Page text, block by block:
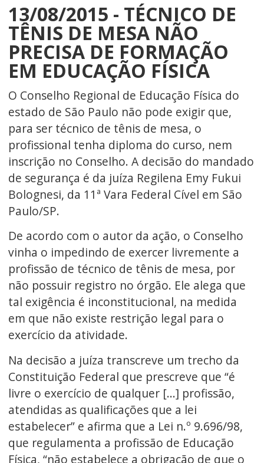
13/08/2015 - TÉCNICO DE
TÊNIS DE MESA NÃO
PRECISA DE FORMAÇÃO
EM EDUCAÇÃO FÍSICA
O Conselho Regional de Educação Física do
estado de São Paulo não pode exigir que,
para ser técnico de tênis de mesa, o
profissional tenha diploma do curso, nem
inscrição no Conselho. A decisão do mandado
de segurança é da juíza Regilena Emy Fukui
Bolognesi, da 11ª Vara Federal Cível em São
Paulo/SP.
De acordo com o autor da ação, o Conselho
vinha o impedindo de exercer livremente a
profissão de técnico de tênis de mesa, por
não possuir registro no órgão. Ele alega que
tal exigência é inconstitucional, na medida
em que não existe restrição legal para o
exercício da atividade.
Na decisão a juíza transcreve um trecho da
Constituição Federal que prescreve que “é
livre o exercício de qualquer [...] profissão,
atendidas as qualificações que a lei
estabelecer” e afirma que a Lei n.º 9.696/98,
que regulamenta a profissão de Educação
Física, “não estabelece a obrigação de que o